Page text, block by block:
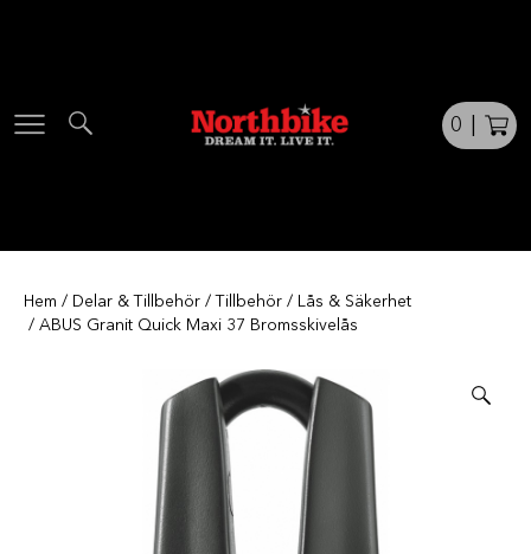
0
Hem / Delar & Tillbehör / Tillbehör / Lås & Säkerhet
/ ABUS Granit Quick Maxi 37 Bromsskivelås